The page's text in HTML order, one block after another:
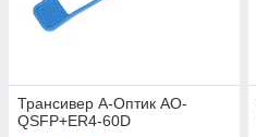
Трансивер А-Оптик AO-
QSFP+ER4-60D